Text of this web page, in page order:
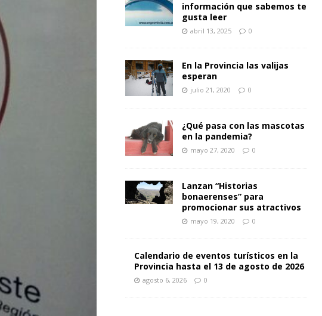
información que sabemos te
gusta leer
abril 13, 2025 0
En la Provincia las valijas
esperan
julio 21, 2020 0
¿Qué pasa con las mascotas
en la pandemia?
mayo 27, 2020 0
Lanzan “Historias
bonaerenses” para
promocionar sus atractivos
mayo 19, 2020 0
Calendario de eventos turísticos en la
Provincia hasta el 13 de agosto de 2026
agosto 6, 2026 0